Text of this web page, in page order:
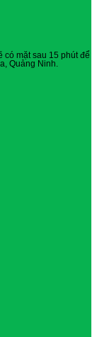
có mặt sau 15 phút để
Quảng Ninh.